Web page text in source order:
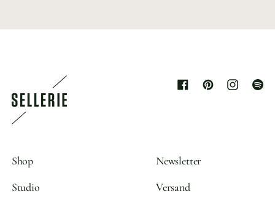
Facebook Pinterest Instagram
Shop
Studio
Newsletter
Versand